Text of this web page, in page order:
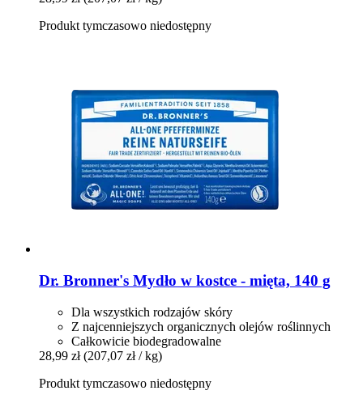
Produkt tymczasowo niedostępny
Dr. Bronner's Mydło w kostce -​ mięta, 140 g
Dla wszystkich rodzajów skóry
Z najcenniejszych organicznych olejów roślinnych
Całkowicie biodegradowalne
28,99 zł (207,07 zł / kg)
Produkt tymczasowo niedostępny